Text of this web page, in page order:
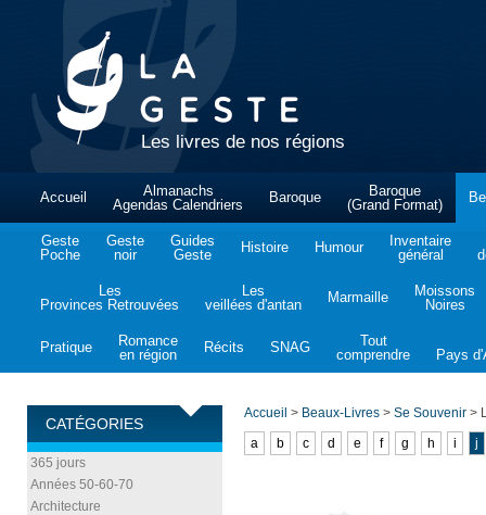
Les livres de nos régions
Accueil
Almanachs
Agendas Calendriers
Baroque
Baroque
(Grand Format)
Geste
Poche
Geste
noir
Guides
Geste
Histoire Humour
Inventaire
général
Les
Provinces Retrouvées
Les
veillées d'antan
Marmaille
Moissons
Noires
Pratique
Romance
en région
Récits SNAG
Tout
comprendre
Pays
CATÉGORIES
365 jours
Années 50-60-70
Architecture
Accueil > Beaux-Livres > Se Souvenir >
a
b c d e f g h i j